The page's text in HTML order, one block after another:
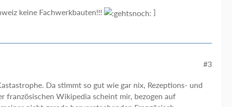
keine Fachwerkbauten!!! ]
#3
Da stimmt so gut wie gar nix, Rezeptions- und
französischen Wikipedia scheint mir, bezogen auf